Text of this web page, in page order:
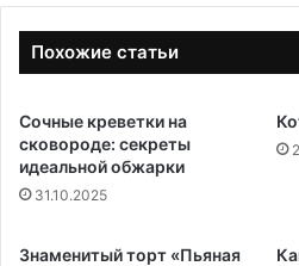
Похожие статьи
Сочные креветки на
сковороде: секреты
идеальной обжарки
31.10.2025
Знаменитый торт «Пьяная